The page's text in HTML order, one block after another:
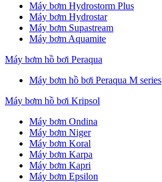
Máy bơm Hydrostorm Plus
Máy bơm Hydrostar
Máy bơm Supastream
Máy bơm Aquamite
Máy bơm hồ bơi Peraqua
Máy bơm hồ bơi Peraqua M series
Máy bơm hồ bơi Kripsol
Máy bơm Ondina
Máy bơm Niger
Máy bơm Koral
Máy bơm Karpa
Máy bơm Kapri
Máy bơm Epsilon